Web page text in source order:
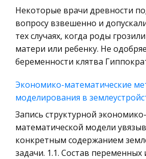
Конституционное
зарубежных стран
Муниципальное право
Радиоэлектроника
Физкультура и Спорт
История отечественного
права
Технология
Уголовное право
Некоторые врачи древности
вопросу взвешенно и
тех случаях, когда роды
матери или ребенку. Не
беременности клятва
Экономико-математические
моделирования в
Запись структурной экономико-
математической модели
конкретным содержанием
задачи. 1.1. Состав переменных